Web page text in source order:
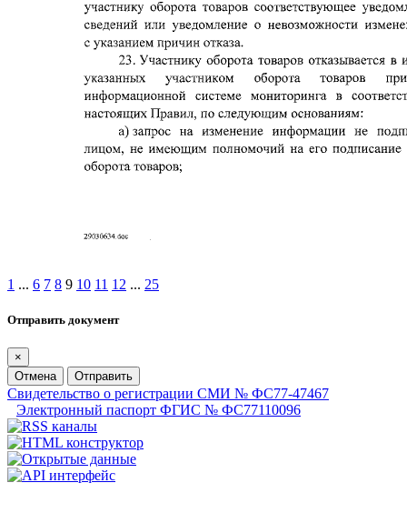
1 ... 6 7 8 9 10 11 12 ... 25
Отправить документ
×
Отмена
Отправить
Свидетельство о регистрации СМИ № ФС77-47467
Электронный паспорт ФГИС № ФС77110096